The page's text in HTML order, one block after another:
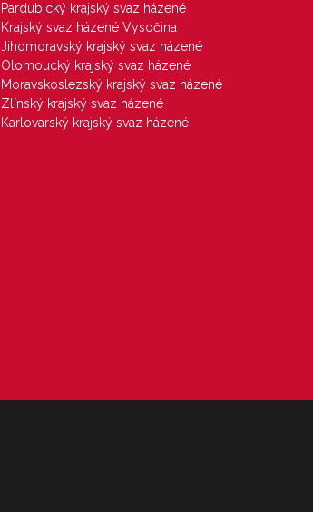
Pardubický krajský svaz házené
Krajský svaz házené Vysočina
Jihomoravský krajský svaz házené
Olomoucký krajský svaz házené
Moravskoslezský krajský svaz házené
Zlínský krajský svaz házené
Karlovarský krajský svaz házené